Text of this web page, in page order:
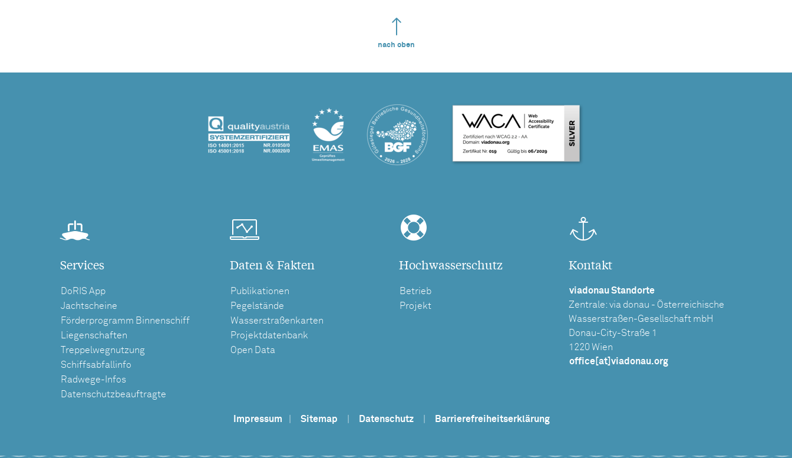
nach oben
Services
DoRIS App
Jachtscheine
Förderprogramm Binnenschiff
Liegenschaften
Treppelwegnutzung
Schiffsabfallinfo
Radwege-Infos
Datenschutzbeauftragte
Daten & Fakten
Publikationen
Pegelstände
Wasserstraßenkarten
Projektdatenbank
Open Data
Hochwasserschutz
Betrieb
Projekt
Kontakt
viadonau Standorte
Zentrale: via donau - Österreichische
Wasserstraßen-Gesellschaft mbH
Donau-City-Straße 1
1220 Wien
office[at]viadonau.org
Impressum Sitemap Datenschutz Barrierefreiheitserklärung